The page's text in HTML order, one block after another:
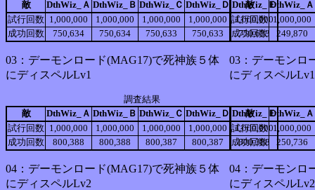
敵
DthWiz_Ａ DthWiz_Ｂ DthWiz_Ｃ DthWiz_Ｄ DthWiz_Ｅ
試行回数 1,000,000 1,000,000 1,000,000 1,000,000
1,000,000
成功回数
750,634 750,634 750,633 750,633 750,633
03：デーモンロード(MAG17)で死神族５体
にディスペルLv1
調査結果
敵
DthWiz_Ａ DthWiz_Ｂ DthWiz_Ｃ DthWiz_Ｄ DthWiz_Ｅ
試行回数 1,000,000 1,000,000 1,000,000 1,000,000
1,000,000
成功回数
800,388 800,388 800,387 800,387 800,388
04：デーモンロード(MAG17)で死神族５体
にディスペルLv2
敵
DthWiz_Ａ
試行回数 1,000,000
成功回数
249,870
03：デーモンロ
にディスペルLv1
敵
DthWiz_Ａ
試行回数 1,000,000
成功回数
250,736
04：デーモンロ
にディスペルLv2